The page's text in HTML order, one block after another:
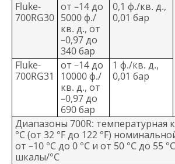
Fluke-
700RG30
от –14 до
5000 ф./
кв. д., от
–0,97 до
340 бар
0,1 ф./кв. д.,
0,01 бар
Fluke-
700RG31
от –14 до
10000 ф./
кв. д., от
–0,97 до
690 бар
1 ф./кв. д.,
0,01 бар
Диапазоны 700R: температурная
°C (от 32 °F до 122 °F)
от –10 °C до 0 °C и от 50 °C до 55
шкалы/°C